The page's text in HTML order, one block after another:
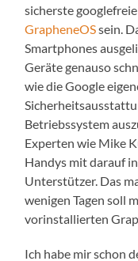
sicherste
GrapheneOSsein.
Smartphones
Geräte genauso
wie die Google
Betriebssystem
Experten wie Mike
Handys mit darauf
Unterstützer. Das
wenigen Tagen soll
vorinstallierten
Ich habe mir schon